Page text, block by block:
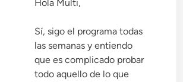
Hola Multi,
Sí, sigo el programa todas
las semanas y entiendo
que es complicado probar
todo aquello de lo que